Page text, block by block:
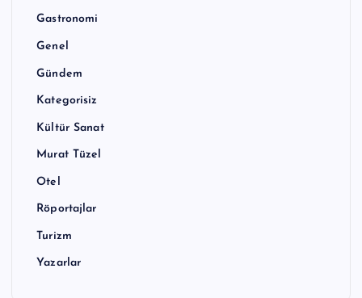
Gastronomi
Genel
Gündem
Kategorisiz
Kültür Sanat
Murat Tüzel
Otel
Röportajlar
Turizm
Yazarlar